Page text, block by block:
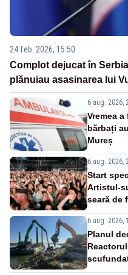
24 feb. 2026, 15:50
Complot dejucat în
plănuiau asasinarea lui
6 aug. 2026,
Vremea
bărbați
Mureș
6 aug. 2026,
Start
Artistul-
seară de
6 aug. 2026,
Planul